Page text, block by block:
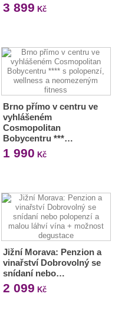
3 899 Kč
Brno přímo v centru ve
vyhlášeném
Cosmopolitan
Bobycentru ***…
1 990 Kč
Jižní Morava: Penzion a
vinařství Dobrovolný se
snídaní nebo…
2 099 Kč